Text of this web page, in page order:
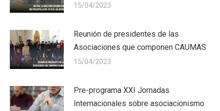
15/04/2023
Reunión de presidentes de las
Asociaciones que componen CAUMAS
15/04/2023
Pre-programa XXI Jornadas
Internacionales sobre asociacionismo